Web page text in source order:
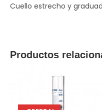
Cuello estrecho y
Productos